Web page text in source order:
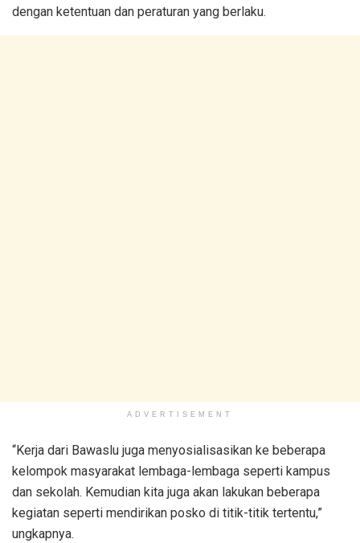
dengan ketentuan dan peraturan yang berlaku.
ADVERTISEMENT
“Kerja dari Bawaslu juga menyosialisasikan ke beberapa
kelompok masyarakat lembaga-lembaga seperti kampus
dan sekolah. Kemudian kita juga akan lakukan beberapa
kegiatan seperti mendirikan posko di titik-titik tertentu,”
ungkapnya.